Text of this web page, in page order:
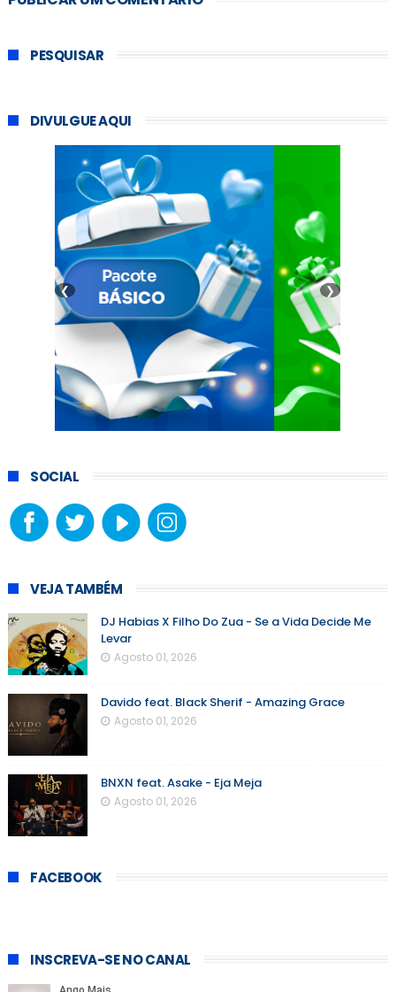
PESQUISAR
DIVULGUE AQUI
❮ ❯
SOCIAL
VEJA TAMBÉM
DJ Habias X Filho Do Zua - Se a Vida Decide Me
Levar
Agosto 01, 2026
Davido feat. Black Sherif - Amazing Grace
Agosto 01, 2026
BNXN feat. Asake - Eja Meja
Agosto 01, 2026
FACEBOOK
INSCREVA-SE NO CANAL